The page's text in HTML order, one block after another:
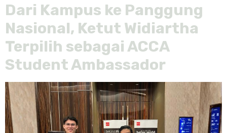
Dari Kampus ke Panggung
Nasional, Ketut Widiartha
Terpilih sebagai ACCA
Student Ambassador